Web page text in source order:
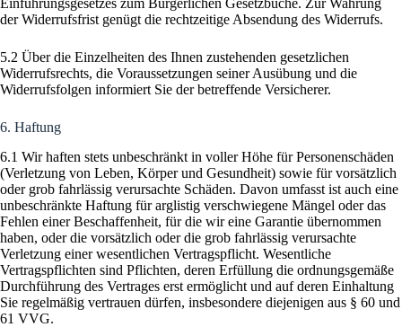
der Widerrufsfrist genügt die rechtzeitige Absendung des Widerrufs.
5.2 Über die Einzelheiten des Ihnen zustehenden gesetzlichen
Widerrufsrechts, die Voraussetzungen seiner Ausübung und die
Widerrufsfolgen informiert Sie der betreffende Versicherer.
6. Haftung
6.1 Wir haften stets unbeschränkt in voller Höhe für Personenschäden
(Verletzung von Leben, Körper und Gesundheit) sowie für vorsätzlich
oder grob fahrlässig verursachte Schäden. Davon umfasst ist auch eine
unbeschränkte Haftung für arglistig verschwiegene Mängel oder das
Fehlen einer Beschaffenheit, für die wir eine Garantie übernommen
haben, oder die vorsätzlich oder die grob fahrlässig verursachte
Verletzung einer wesentlichen Vertragspflicht. Wesentliche
Vertragspflichten sind Pflichten, deren Erfüllung die ordnungsgemäße
Durchführung des Vertrages erst ermöglicht und auf deren Einhaltung
Sie regelmäßig vertrauen dürfen, insbesondere diejenigen aus § 60 und
61 VVG.